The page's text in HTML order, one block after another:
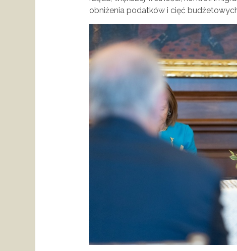
obniżenia podatków i cięć